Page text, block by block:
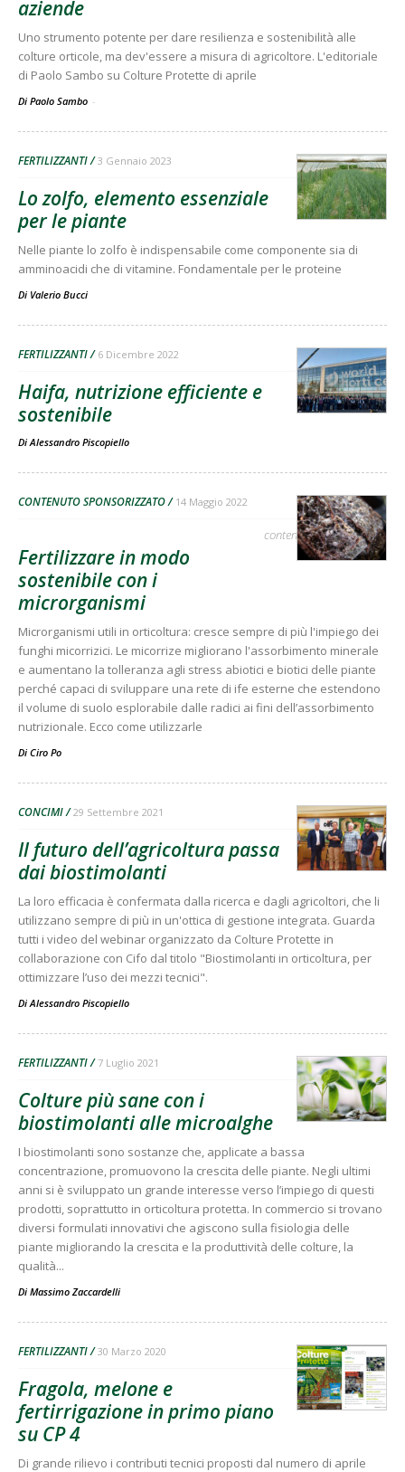
aziende
Uno strumento potente per dare resilienza e sostenibilità alle
colture orticole, ma dev'essere a misura di agricoltore. L'editoriale
di Paolo Sambo su Colture Protette di aprile
Di Paolo Sambo -
FERTILIZZANTI 3 Gennaio 2023
Lo zolfo, elemento essenziale
per le piante
Nelle piante lo zolfo è indispensabile come componente sia di
amminoacidi che di vitamine. Fondamentale per le proteine
Di Valerio Bucci
FERTILIZZANTI 6 Dicembre 2022
Haifa, nutrizione efficiente e
sostenibile
Di Alessandro Piscopiello
CONTENUTO SPONSORIZZATO 14 Maggio 2022
contenuto sponsorizzato
Fertilizzare in modo
sostenibile con i
microrganismi
Microrganismi utili in orticoltura: cresce sempre di più l'impiego dei
funghi micorrizici. Le micorrize migliorano l'assorbimento minerale
e aumentano la tolleranza agli stress abiotici e biotici delle piante
perché capaci di sviluppare una rete di ife esterne che estendono
il volume di suolo esplorabile dalle radici ai fini dell’assorbimento
nutrizionale. Ecco come utilizzarle
Di Ciro Po
CONCIMI 29 Settembre 2021
Il futuro dell’agricoltura passa
dai biostimolanti
La loro efficacia è confermata dalla ricerca e dagli agricoltori, che li
utilizzano sempre di più in un'ottica di gestione integrata. Guarda
tutti i video del webinar organizzato da Colture Protette in
collaborazione con Cifo dal titolo "Biostimolanti in orticoltura, per
ottimizzare l’uso dei mezzi tecnici".
Di Alessandro Piscopiello
FERTILIZZANTI 7 Luglio 2021
Colture più sane con i
biostimolanti alle microalghe
I biostimolanti sono sostanze che, applicate a bassa
concentrazione, promuovono la crescita delle piante. Negli ultimi
anni si è sviluppato un grande interesse verso l’impiego di questi
prodotti, soprattutto in orticoltura protetta. In commercio si trovano
diversi formulati innovativi che agiscono sulla fisiologia delle
piante migliorando la crescita e la produttività delle colture, la
qualità...
Di Massimo Zaccardelli
FERTILIZZANTI 30 Marzo 2020
Fragola, melone e
fertirrigazione in primo piano
su CP 4
Di grande rilievo i contributi tecnici proposti dal numero di aprile